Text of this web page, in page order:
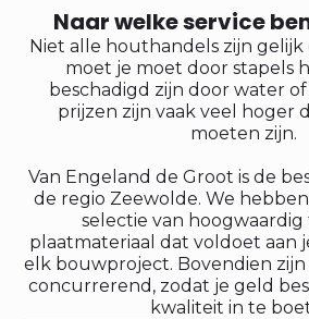
Naar welke service
Niet alle houthandels zijn gelijk
moet je moet door stapels
beschadigd zijn door water
prijzen zijn vaak veel hoger
moeten zijn.
Van Engeland de Groot is de
de regio Zeewolde. We
selectie van
plaatmateriaal dat voldoet aan
elk bouwproject. Bovendien
concurrerend, zodat je geld
kwaliteit in te